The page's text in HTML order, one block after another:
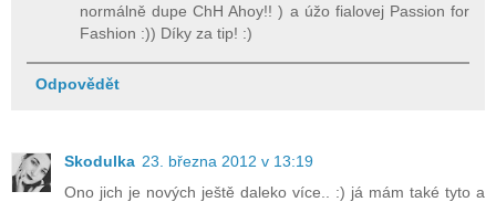
normálně dupe ChH Ahoy!! ) a úžo fialovej Passion for
Fashion :)) Díky za tip! :)
Odpovědět
Skodulka 23. března 2012 v 13:19
Ono jich je nových ještě daleko více.. :) já mám také tyto a